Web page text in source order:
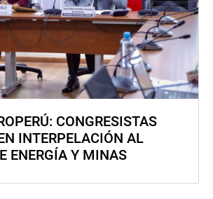
CONGRESISTAS
INTERPELACIÓN AL
ENERGÍA Y MINAS